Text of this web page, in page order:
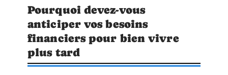
Pourquoi devez-vous
anticiper vos besoins
financiers pour bien vivre
plus tard